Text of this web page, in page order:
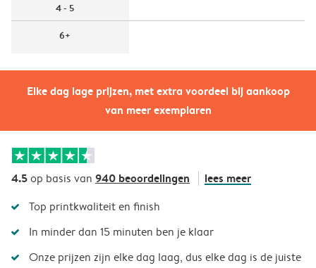
Elke dag lage prijzen, met extra voordeel bij aankoop
van meer exemplaren
4 - 5
6+
4.5op basis van 940 beoordelingen lees meer
Top printkwaliteit en finish
In minder dan 15 minuten ben je klaar
Onze prijzen zijn elke dag laag, dus elke dag is de juiste